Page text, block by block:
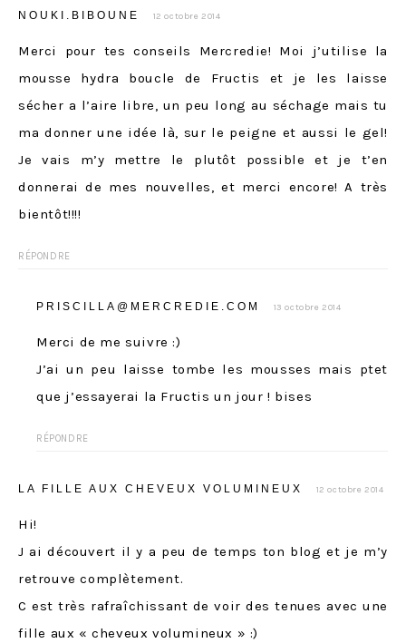
NOUKI.BIBOUNE 12 octobre 2014
Merci pour tes conseils Mercredie! Moi j’utilise la
mousse hydra boucle de Fructis et je les laisse
sécher a l’aire libre, un peu long au séchage mais tu
ma donner une idée là, sur le peigne et aussi le gel!
Je vais m’y mettre le plutôt possible et je t’en
donnerai de mes nouvelles, et merci encore! A très
bientôt!!!!
RÉPONDRE
PRISCILLA@MERCREDIE.COM 13 octobre 2014
Merci de me suivre :)
J’ai un peu laisse tombe les mousses mais ptet
que j’essayerai la Fructis un jour ! bises
RÉPONDRE
LA FILLE AUX CHEVEUX VOLUMINEUX 12 octobre 2014
Hi!
J ai découvert il y a peu de temps ton blog et je m’y
retrouve complètement.
C est très rafraîchissant de voir des tenues avec une
fille aux « cheveux volumineux » :)